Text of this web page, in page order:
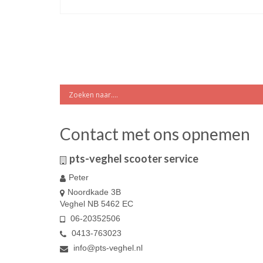
Contact met ons opnemen
pts-veghel scooter service
Peter
Noordkade 3B
Veghel NB 5462 EC
06-20352506
0413-763023
info@pts-veghel.nl